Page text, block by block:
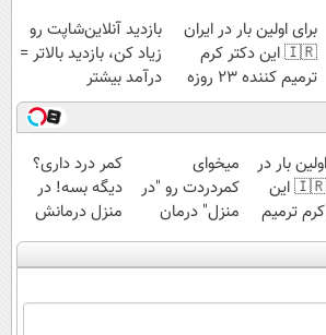
برای اولین بار در ایران
🇮🇷 این دکتر کرم
ترمیم کننده 23 روزه
ساخت!
بازدید آنلاین‌شاپت رو
زیاد کن، بازدید بالاتر =
درآمد بیشتر
بار در
ایران🇮🇷 این
ترمیم
کننده 23 روزه
میخوای
کمردردت رو "در
منزل" درمان
کنی؟ (◂فیلم +
◂پرسش‌نامه)
کمر درد داری؟
دیگه بسه! در
منزل درمانش
کن
(◀پرسش‌نامه)